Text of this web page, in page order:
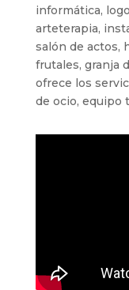
informática,
arteterapia,
salón de actos,
frutales, granja
ofrece los
de ocio, equipo